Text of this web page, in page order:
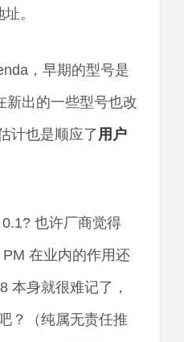
。
，早期的型号是
新出的一些型号也改
计也是顺应了 用户
也许厂商觉得
在业内的作用还
本身就很难记了，
？（纯属无责任推